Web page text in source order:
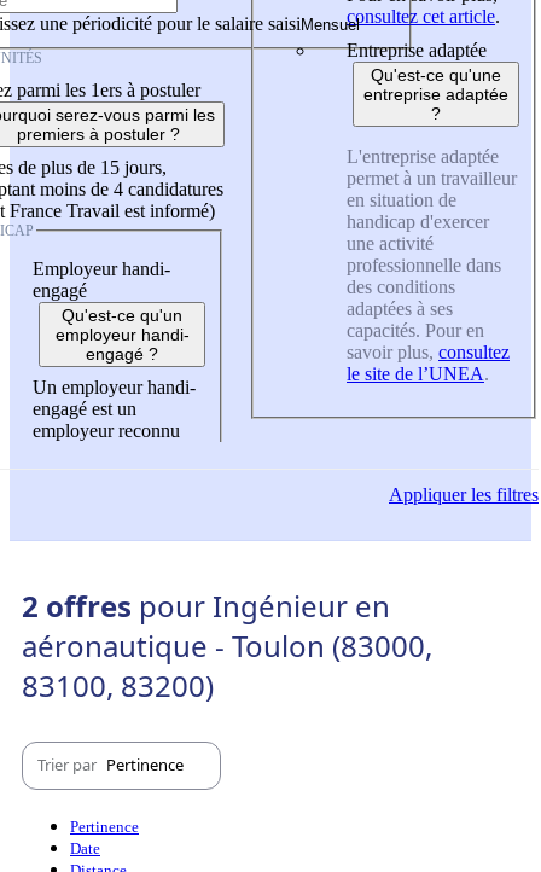
une périodicité pour le salaire saisi
parmi les 1ers à postuler
serez-vous parmi les
premiers à postuler ?
de plus de 15 jours,
moins de 4 candidatures
France Travail est informé)
Employeur handi-
engagé
Qu'est-ce qu'un
employeur handi-
engagé ?
Un employeur handi-
engagé est un
employeur reconnu
consultez cet article.
Entreprise adaptée
Qu'est-ce qu'une
entreprise adaptée
?
L'entreprise adaptée
permet à un travailleur
en situation de
handicap d'exercer
une activité
professionnelle dans
des conditions
adaptées à ses
capacités. Pour en
savoir plus, consultez
le site de l’UNEA.
Appliquerles filtres
2 offres pour Ingénieur en
aéronautique - Toulon (83000,
83100, 83200)
Trier par Pertinence
Pertinence
Date